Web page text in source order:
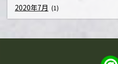
2020年7月 (1)